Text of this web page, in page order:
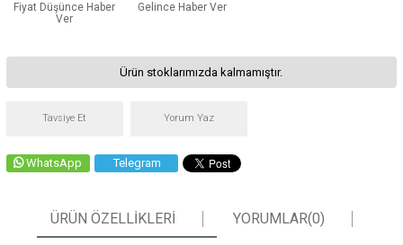
Fiyat Düşünce Haber
Ver
Gelince Haber Ver
Ürün stoklarımızda kalmamıştır.
Tavsiye Et Yorum Yaz
WhatsApp Telegram
ÜRÜN ÖZELLIKLERI YORUMLAR(0)